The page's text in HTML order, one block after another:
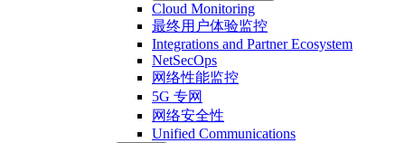
Cloud Monitoring
最终用户体验监控
Integrations and Partner Ecosystem
NetSecOps
网络性能监控
5G 专网
网络安全性
Unified Communications